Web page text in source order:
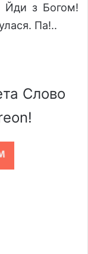
Йди з Богом!
Па!..
Слово